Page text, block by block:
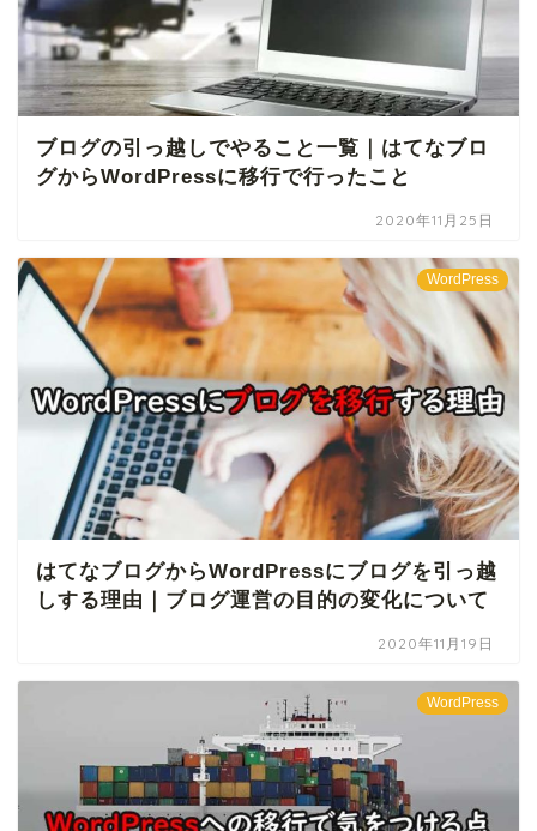
ブログの引っ越しでやること一覧｜はてなブロ
グからWordPressに移行で行ったこと
2020年11月25日
WordPress
はてなブログからWordPressにブログを引っ越
しする理由｜ブログ運営の目的の変化について
2020年11月19日
WordPress